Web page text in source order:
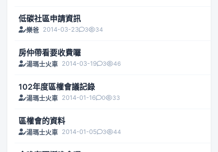
低碳社區申請資訊
樂爸 2014-03-23 3 34
房仲帶看要收費囉
湯瑪士火車 2014-03-19 3 46
102年度區權會議記錄
湯瑪士火車 2014-01-16 0 33
區權會的資料
湯瑪士火車 2014-01-05 3 44